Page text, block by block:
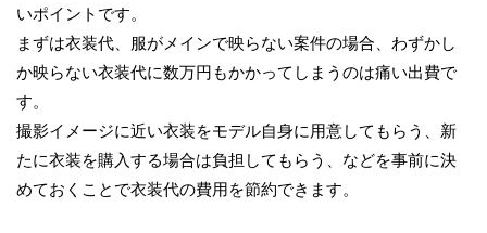
いポイントです。
まずは衣装代、服がメインで映らない案件の場合、わずかし
か映らない衣装代に数万円もかかってしまうのは痛い出費で
す。
撮影イメージに近い衣装をモデル自身に用意してもらう、新
たに衣装を購入する場合は負担してもらう、などを事前に決
めておくことで衣装代の費用を節約できます。